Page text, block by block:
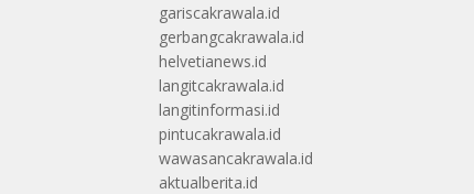
gariscakrawala.id
gerbangcakrawala.id
helvetianews.id
langitcakrawala.id
langitinformasi.id
pintucakrawala.id
wawasancakrawala.id
aktualberita.id